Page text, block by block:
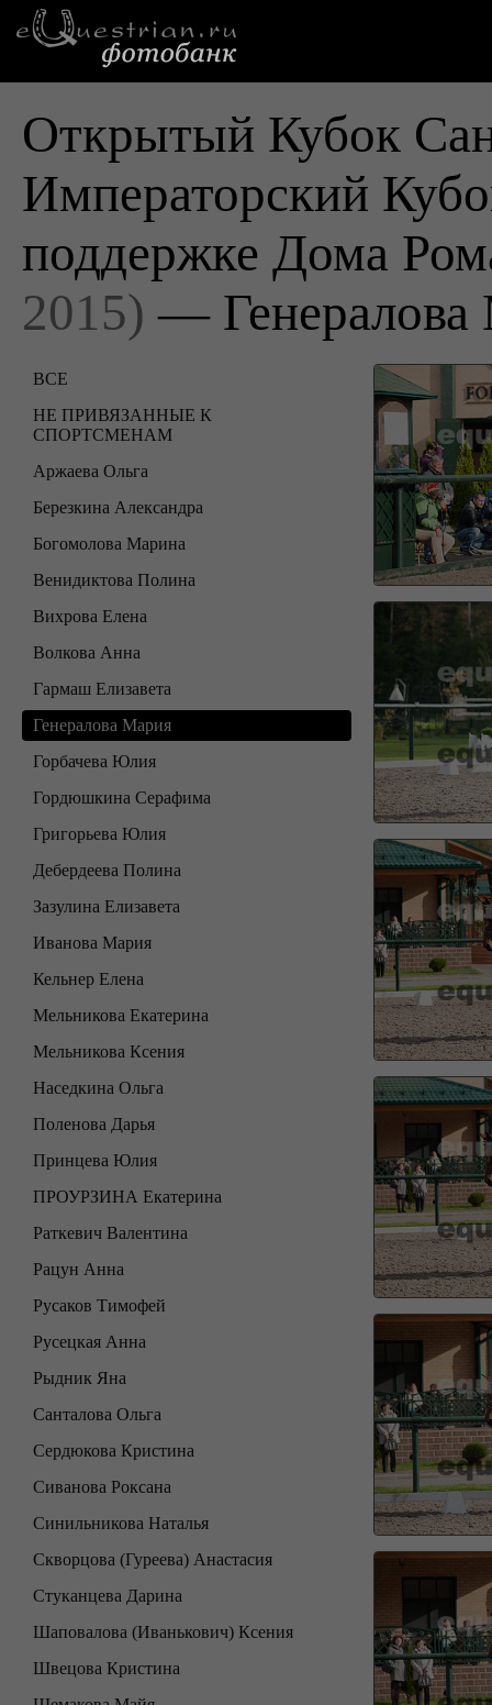
Открытый Кубок
Императорский
поддержке Дома
2015) — Генералова
ВСЕ
НЕ ПРИВЯЗАННЫЕ К
СПОРТСМЕНАМ
Аржаева Ольга
Березкина Александра
Богомолова Марина
Венидиктова Полина
Вихрова Елена
Волкова Анна
Гармаш Елизавета
Генералова Мария
Горбачева Юлия
Гордюшкина Серафима
Григорьева Юлия
Дебердеева Полина
Зазулина Елизавета
Иванова Мария
Кельнер Елена
Мельникова Екатерина
Мельникова Ксения
Наседкина Ольга
Поленова Дарья
Принцева Юлия
ПРОУРЗИНА Екатерина
Раткевич Валентина
Рацун Анна
Русаков Тимофей
Русецкая Анна
Рыдник Яна
Санталова Ольга
Сердюкова Кристина
Сиванова Роксана
Синильникова Наталья
Скворцова (Гуреева) Анастасия
Стуканцева Дарина
Шаповалова (Иванькович) Ксения
Швецова Кристина